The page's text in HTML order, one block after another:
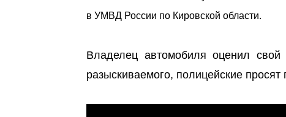
в УМВД России по Кировской области.
Владелец автомобиля оценил
разыскиваемого, полицейские